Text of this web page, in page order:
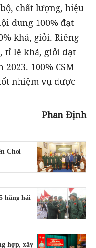
chất lượng, hiệu
dung 100% đạt
khá, giỏi. Riêng
tỉ lệ khá, giỏi đạt
2023. 100% CSM
nhiệm vụ được
Phan Định
Chol
hăng hái
hợp, xây